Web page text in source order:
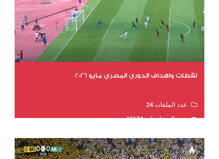
لقطات واهداف الدوري المصري مايو 2026
عدد الملفات 24
عدد المشاهدات 15674